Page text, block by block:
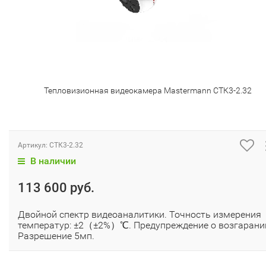
Тепловизионная видеокамера Mastermann СТК3-2.32
Артикул: СТК3-2.32
В наличии
113 600 руб.
Двойной спектр видеоаналитики. Точность измерения
температур: ±2（±2%）℃. Предупреждение о
Разрешение 5мп.